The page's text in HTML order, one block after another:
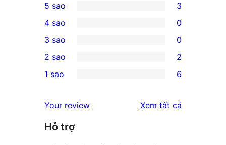
3
5-
star
reviews
5 sao 3
4-
star
reviews
4 sao 0
0
3-
star
3 sao 0
2-
reviews
2 sao 2
star
reviews
1 sao 6
Your review Xem tất cả
Hỗ trợ